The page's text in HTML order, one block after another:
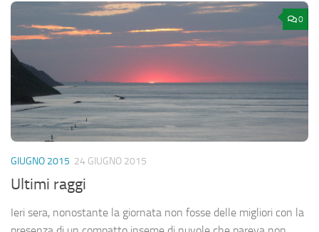
0
GIUGNO 2015 24 GIUGNO 2015
Ultimi raggi
Ieri sera, nonostante la giornata non fosse delle migliori con la